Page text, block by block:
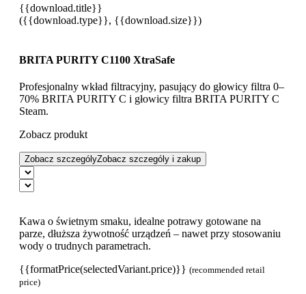
{{download.title}}
({{download.type}}, {{download.size}})
BRITA PURITY C1100 XtraSafe
Profesjonalny wkład filtracyjny, pasujący do głowicy filtra 0–
70% BRITA PURITY C i głowicy filtra BRITA PURITY C
Steam.
Zobacz produkt
Zobacz szczególyZobacz szczególy i zakup
Kawa o świetnym smaku, idealne potrawy gotowane na
parze, dłuższa żywotność urządzeń – nawet przy stosowaniu
wody o trudnych parametrach.
{{formatPrice(selectedVariant.price)}} (recommended retail
price)